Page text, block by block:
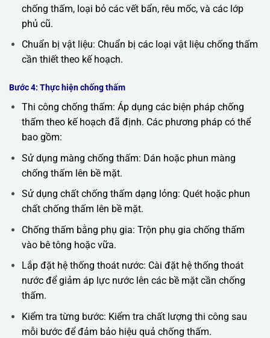
chống thấm, loại bỏ các vết bẩn, rêu mốc, và các lớp
phủ cũ.
Chuẩn bị vật liệu: Chuẩn bị các loại vật liệu chống thấm
cần thiết theo kế hoạch.
Bước 4: Thực hiện chống thấm
Thi công chống thấm: Áp dụng các biện pháp chống
thấm theo kế hoạch đã định. Các phương pháp có thể
bao gồm:
Sử dụng màng chống thấm: Dán hoặc phun màng
chống thấm lên bề mặt.
Sử dụng chất chống thấm dạng lỏng: Quét hoặc phun
chất chống thấm lên bề mặt.
Chống thấm bằng phụ gia: Trộn phụ gia chống thấm
vào bê tông hoặc vữa.
Lắp đặt hệ thống thoát nước: Cài đặt hệ thống thoát
nước để giảm áp lực nước lên các bề mặt cần chống
thấm.
Kiểm tra từng bước: Kiểm tra chất lượng thi công sau
mỗi bước để đảm bảo hiệu quả chống thấm.